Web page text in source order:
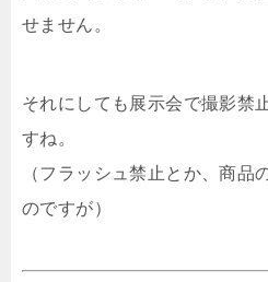
せません。
それにしても展示会で撮影禁
すね。
（フラッシュ禁止とか、商品
のですが）